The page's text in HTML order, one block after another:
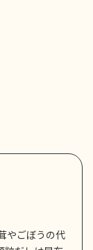
やごぼうの代